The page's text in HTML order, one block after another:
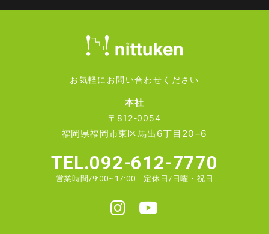
お気軽にお問い合わせください
本社
〒812-0054
福岡県福岡市東区馬出6丁目20−6
TEL.092-612-7770
営業時間/9:00~17:00 定休日/日曜・祝日